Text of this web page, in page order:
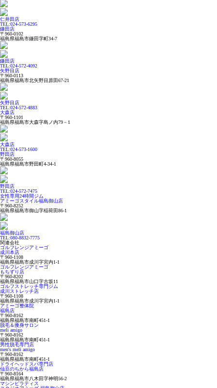
仁井田店
TEL:024-573-6295
鎌田店
〒960-0102
福島県福島市鎌田字町34-7
鎌田店
TEL:024-572-4092
矢野目店
〒960-0113
福島県福島市北矢野目原田67-21
矢野目店
TEL:024-572-4883
大森店
〒960-1101
福島県福島市大森字島ノ内79－1
大森店
TEL:024-573-1600
野田店
〒960-8055
福島県福島市野田町4-34-1
野田店
TEL:024-572-7475
女性専用24時間ジム
アミーゴスタイル福島御山店
〒960-8252
福島県福島市御山字稲荷田86-1
福島御山店
TEL:080-8832-7775
関連会社
ゴルフレンジアミーゴ
成川本店
〒960-1108
福島県福島市成川字宮内1-1
ゴルフレンジアミーゴ
もちずり店
〒960-8202
福島県福島市山口字古坂11
ゴルフストレッチ専門ジム
成川ストレッチ店
〒960-1108
福島県福島市成川字宮内1-1
アミーゴ整体院
福島店
〒960-8162
福島県福島市南町451-1
脱毛＆痩身サロン
meli amigo
〒960-8162
福島県福島市南町451-1
男性脱毛専門店
men's meli amigo
〒960-8162
福島県福島市南町451-1
ドライヘッドスパ専門店
仙豆のちから福島店
〒960-8164
福島県福島市八木田字神明56-2
マシンピラティス